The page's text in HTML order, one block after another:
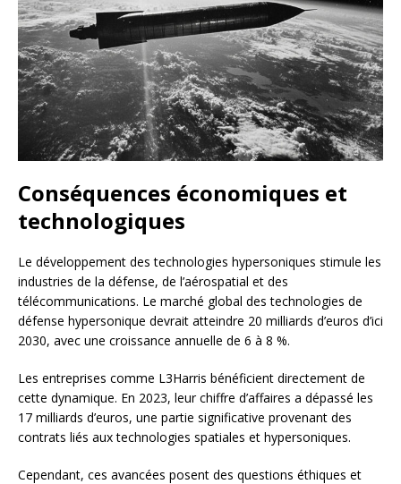
Conséquences économiques et
technologiques
Le développement des technologies hypersoniques stimule les
industries de la défense, de l’aérospatial et des
télécommunications. Le marché global des technologies de
défense hypersonique devrait atteindre 20 milliards d’euros d’ici
2030, avec une croissance annuelle de 6 à 8 %.
Les entreprises comme L3Harris bénéficient directement de
cette dynamique. En 2023, leur chiffre d’affaires a dépassé les
17 milliards d’euros, une partie significative provenant des
contrats liés aux technologies spatiales et hypersoniques.
Cependant, ces avancées posent des questions éthiques et